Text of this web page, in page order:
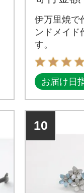
伊万里焼で
ンドメイド
す。
お届け日
10